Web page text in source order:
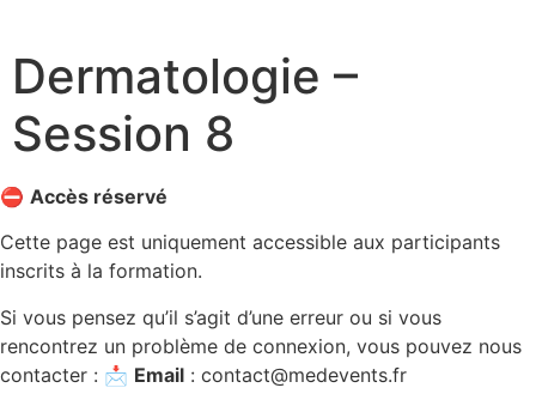
Dermatologie –
Session 8
⛔ Accès réservé
Cette page est uniquement accessible aux participants
inscrits à la formation.
Si vous pensez qu’il s’agit d’une erreur ou si vous
rencontrez un problème de connexion, vous pouvez nous
contacter : 📩 Email : contact@medevents.fr